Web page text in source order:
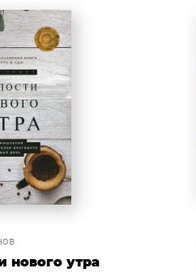
нового утра